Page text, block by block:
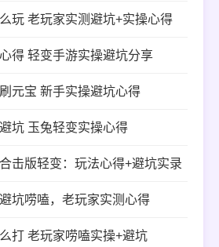
玩 老玩家实测避坑+实操心得
得 轻变手游实操避坑分享
元宝 新手实操避坑心得
坑 玉兔轻变实操心得
击版轻变：玩法心得+避坑实录
坑唠嗑，老玩家实测心得
打 老玩家唠嗑实操+避坑